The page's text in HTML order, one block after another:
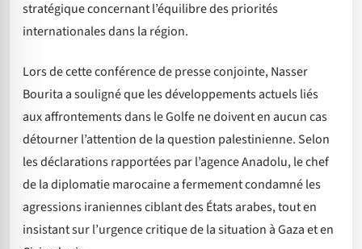
stratégique concernant l’équilibre des priorités
internationales dans la région.
Lors de cette conférence de presse conjointe, Nasser
Bourita a souligné que les développements actuels liés
aux affrontements dans le Golfe ne doivent en aucun cas
détourner l’attention de la question palestinienne. Selon
les déclarations rapportées par l’agence Anadolu, le chef
de la diplomatie marocaine a fermement condamné les
agressions iraniennes ciblant des États arabes, tout en
insistant sur l’urgence critique de la situation à Gaza et en